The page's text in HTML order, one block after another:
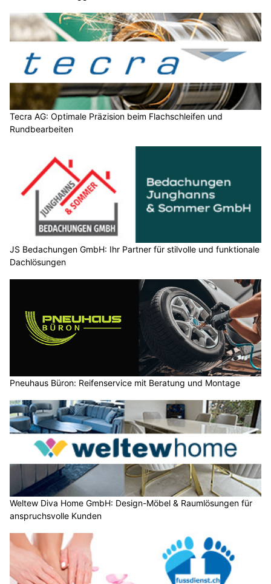
Tecra AG: Optimale Präzision beim Flachschleifen und
Rundbearbeiten
JS Bedachungen GmbH: Ihr Partner für stilvolle und funktionale
Dachlösungen
Pneuhaus Büron: Reifenservice mit Beratung und Montage
Weltew Diva Home GmbH: Design-Möbel & Raumlösungen für
anspruchsvolle Kunden